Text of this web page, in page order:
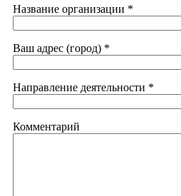
Название организации *
Ваш адрес (город) *
Направление деятельности *
Комментарий